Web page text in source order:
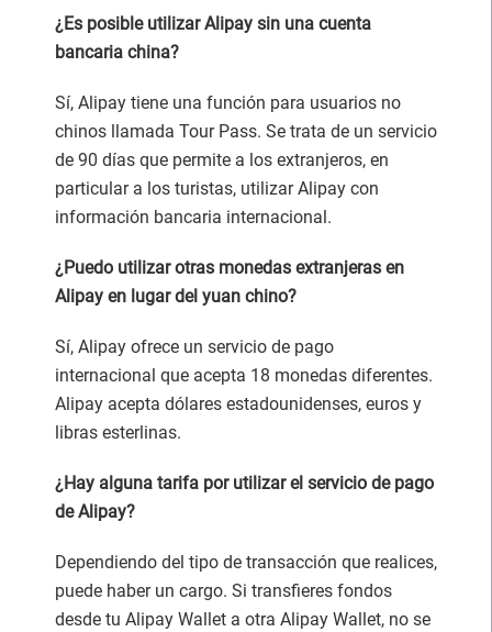
¿Es posible utilizar Alipay sin una cuenta
bancaria china?
Sí, Alipay tiene una función para usuarios no
chinos llamada Tour Pass. Se trata de un servicio
de 90 días que permite a los extranjeros, en
particular a los turistas, utilizar Alipay con
información bancaria internacional.
¿Puedo utilizar otras monedas extranjeras en
Alipay en lugar del yuan chino?
Sí, Alipay ofrece un servicio de pago
internacional que acepta 18 monedas diferentes.
Alipay acepta dólares estadounidenses, euros y
libras esterlinas.
¿Hay alguna tarifa por utilizar el servicio de pago
de Alipay?
Dependiendo del tipo de transacción que realices,
puede haber un cargo. Si transfieres fondos
desde tu Alipay Wallet a otra Alipay Wallet, no se